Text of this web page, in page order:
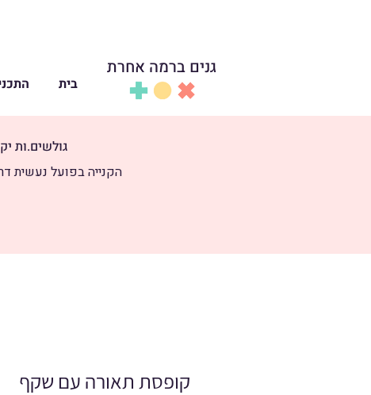
בית
גנים ברמה אחרת
גולשים.ות
הקנייה בפועל נעשית
קופסת תאורה עם שקף